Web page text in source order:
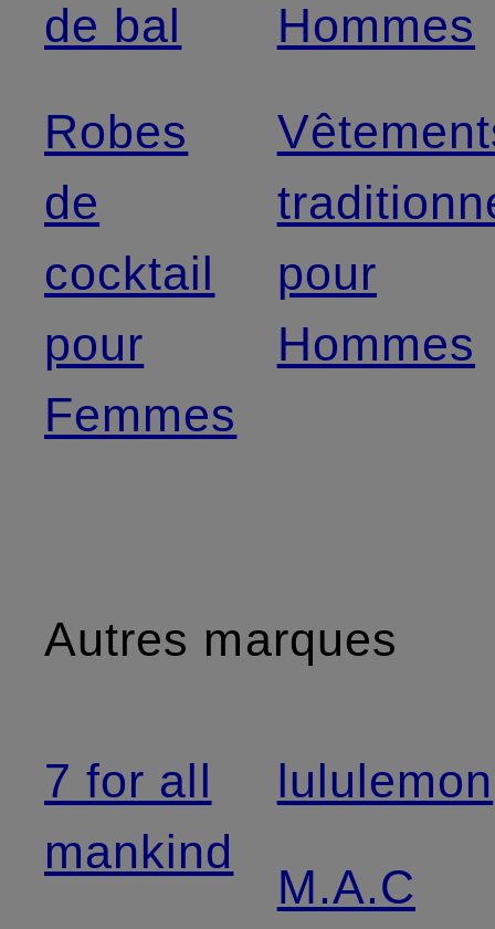
de bal
Robes
de
cocktail
pour
Femmes
Hommes
pour
Hommes
Autres marques
7 for all
mankind
lululemon
M.A.C